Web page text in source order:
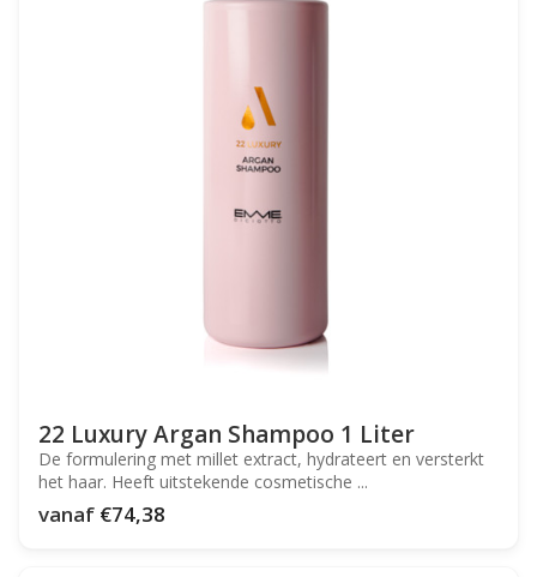
22 Luxury Argan Shampoo 1 Liter
De formulering met millet extract, hydrateert en versterkt
het haar. Heeft uitstekende cosmetische ...
vanaf €74,38